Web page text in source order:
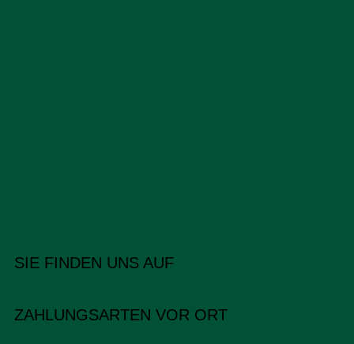
SIE FINDEN UNS AUF
ZAHLUNGSARTEN VOR ORT